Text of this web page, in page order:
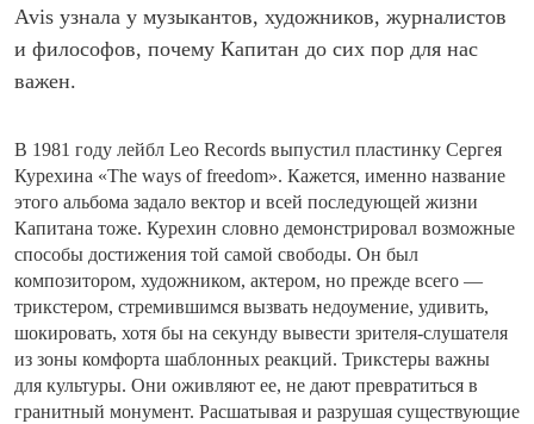
Avis узнала у музыкантов, художников, журналистов
и философов, почему Капитан до сих пор для нас
важен.
В 1981 году лейбл Leo Records выпустил пластинку Сергея
Курехина «The ways of freedom». Кажется, именно название
этого альбома задало вектор и всей последующей жизни
Капитана тоже. Курехин словно демонстрировал возможные
способы достижения той самой свободы. Он был
композитором, художником, актером, но прежде всего —
трикстером, стремившимся вызвать недоумение, удивить,
шокировать, хотя бы на секунду вывести зрителя-слушателя
из зоны комфорта шаблонных реакций. Трикстеры важны
для культуры. Они оживляют ее, не дают превратиться в
гранитный монумент. Расшатывая и разрушая существующие